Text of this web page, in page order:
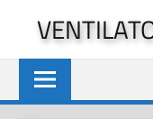
springen